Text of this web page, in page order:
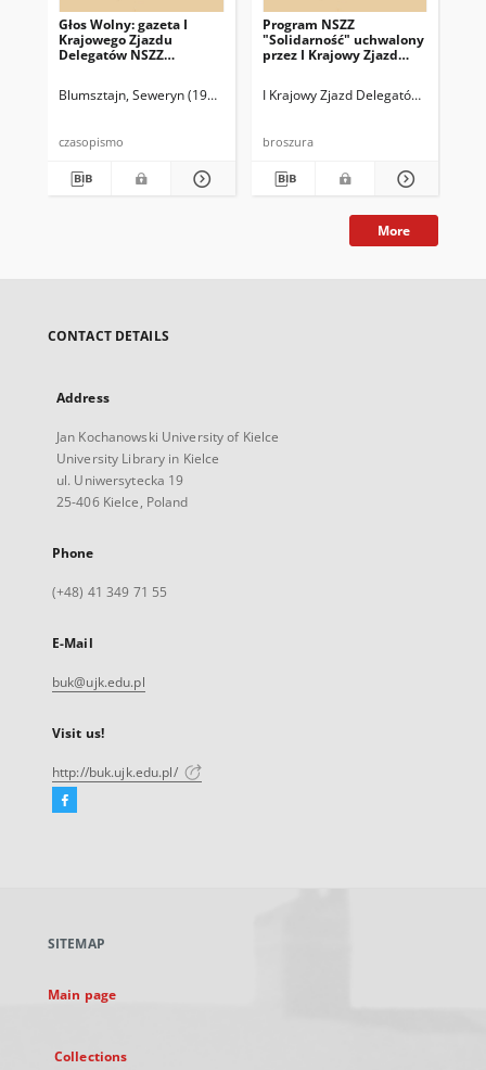
Głos Wolny: gazeta I
Krajowego Zjazdu
Delegatów NSZZ
Blumsztajn, Seweryn (1946- ) Red.
I Krajowy Zjazd Delegatów NSZZ
czasopismo
Program NSZZ
"Solidarność" uchwalony
przez I Krajowy Zjazd
I Krajowy Zjazd Delegatów NSZZ
broszura
More
CONTACT DETAILS
Address
Jan Kochanowski University of Kielce
University Library in Kielce
ul. Uniwersytecka 19
25-406 Kielce, Poland
Phone
(+48) 41 349 71 55
E-Mail
buk@ujk.edu.pl
Visit us!
http://buk.ujk.edu.pl/
Facebook
new
SITEMAP
Main page
Collections